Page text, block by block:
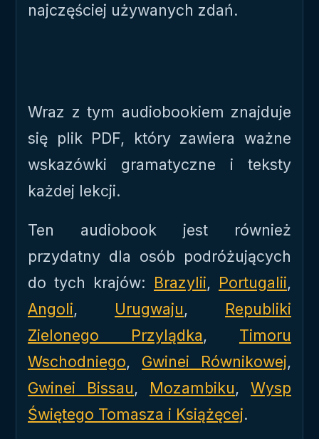
najczęściej używanych zdań.
Wraz z tym audiobookiem znajduje
się plik PDF, który zawiera ważne
wskazówki gramatyczne i teksty
każdej lekcji.
Ten audiobook jest również
przydatny dla osób podróżujących
do tych krajów: Brazylii, Portugalii,
Angoli, Urugwaju, Republiki
Zielonego Przylądka, Timoru
Wschodniego, Gwinei Równikowej,
Gwinei Bissau, Mozambiku, Wysp
Świętego Tomasza i Książęcej.